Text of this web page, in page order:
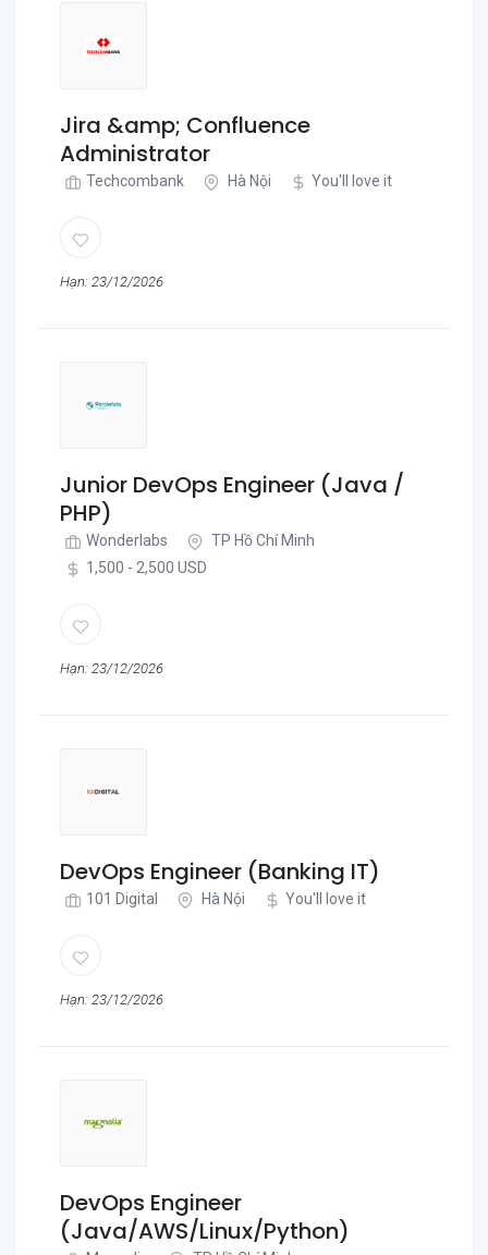
Jira &amp; Confluence
Administrator
Techcombank Hà Nội You'll love it
Hạn: 23/12/2026
Junior DevOps Engineer (Java /
PHP)
Wonderlabs
TP Hồ Chí Minh
1,500 - 2,500 USD
Hạn: 23/12/2026
DevOps Engineer (Banking IT)
101 Digital Hà Nội You'll love it
Hạn: 23/12/2026
DevOps Engineer
(Java/AWS/Linux/Python)